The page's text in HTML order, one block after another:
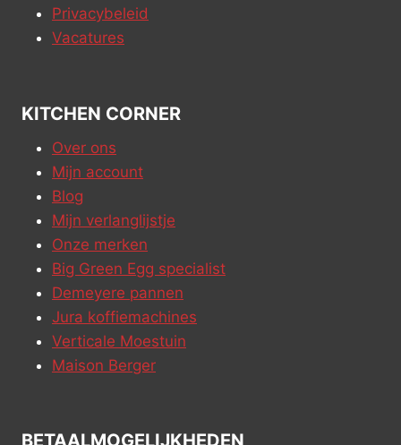
Privacybeleid
Vacatures
KITCHEN CORNER
Over ons
Mijn account
Blog
Mijn verlanglijstje
Onze merken
Big Green Egg specialist
Demeyere pannen
Jura koffiemachines
Verticale Moestuin
Maison Berger
BETAALMOGELIJKHEDEN